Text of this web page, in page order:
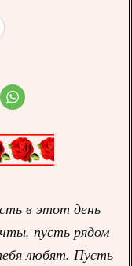
в этот день
пусть рядом
любят. Пусть